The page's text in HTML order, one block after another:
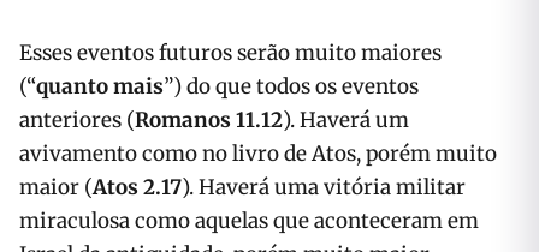
Esses eventos futuros serão muito maiores
(“quanto mais”) do que todos os eventos
anteriores (Romanos 11.12). Haverá um
avivamento como no livro de Atos, porém muito
maior (Atos 2.17). Haverá uma vitória militar
miraculosa como aquelas que aconteceram em